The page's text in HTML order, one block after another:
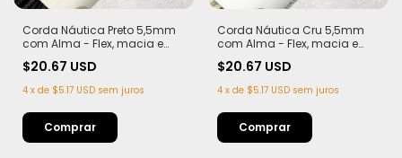
Corda Náutica Preto 5,5mm
com Alma - Flex, macia e
$20.67 USD
4 x de $5.17 USD sem juros
Corda Náutica Cru 5,5mm
com Alma - Flex, macia e
$20.67 USD
4 x de $5.17 USD sem juros